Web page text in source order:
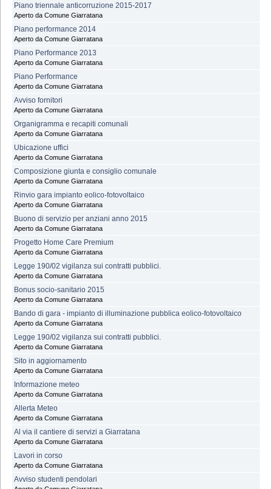
Piano triennale anticorruzione 2015-2017
Aperto da Comune Giarratana
Piano performance 2014
Aperto da Comune Giarratana
Piano Performance 2013
Aperto da Comune Giarratana
Piano Performance
Aperto da Comune Giarratana
Avviso fornitori
Aperto da Comune Giarratana
Organigramma e recapiti comunali
Aperto da Comune Giarratana
Ubicazione uffici
Aperto da Comune Giarratana
Composizione giunta e consiglio comunale
Aperto da Comune Giarratana
Rinvio gara impianto eolico-fotovoltaico
Aperto da Comune Giarratana
Buono di servizio per anziani anno 2015
Aperto da Comune Giarratana
Progetto Home Care Premium
Aperto da Comune Giarratana
Legge 190/02 vigilanza sui contratti pubblici.
Aperto da Comune Giarratana
Bonus socio-sanitario 2015
Aperto da Comune Giarratana
Bando di gara - impianto di illuminazione pubblica eolico-fotovoltaico
Aperto da Comune Giarratana
Legge 190/02 vigilanza sui contratti pubblici.
Aperto da Comune Giarratana
Sito in aggiornamento
Aperto da Comune Giarratana
Informazione meteo
Aperto da Comune Giarratana
Allerta Meteo
Aperto da Comune Giarratana
Al via il cantiere di servizi a Giarratana
Aperto da Comune Giarratana
Lavori in corso
Aperto da Comune Giarratana
Avviso studenti pendolari